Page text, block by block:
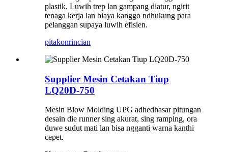
plastik. Luwih trep lan gampang diatur, ngirit
tenaga kerja lan biaya kanggo ndhukung para
pelanggan supaya luwih efisien.
pitakonrincian
Supplier Mesin Cetakan Tiup
LQ20D-750
Mesin Blow Molding UPG adhedhasar pitungan
desain die runner sing akurat, sing ramping, ora
duwe sudut mati lan bisa ngganti warna kanthi
cepet.